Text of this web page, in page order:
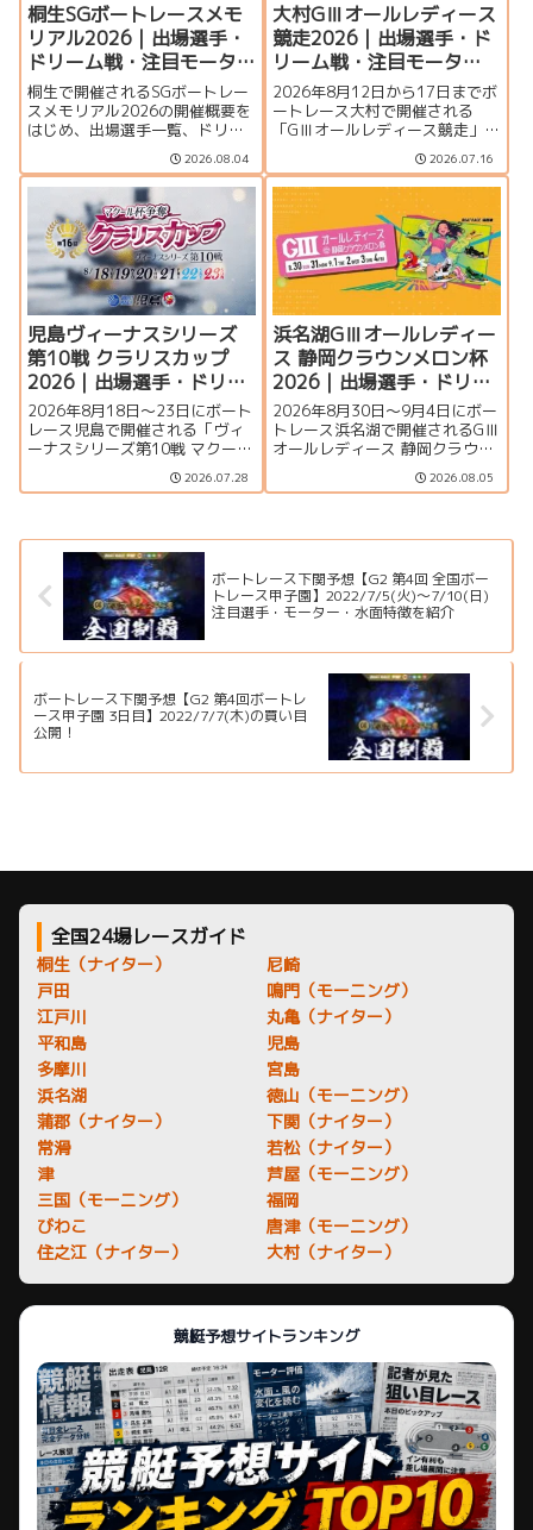
桐生SGボートレースメモ
リアル2026｜出場選手・
ドリーム戦・注目モータ
ー・イベント情報まとめ
桐生で開催されるSGボートレー
スメモリアル2026の開催概要を
はじめ、出場選手一覧、ドリー
ム戦、注目モーター、水面特
徴、イベント情報を詳しく紹
介。峰竜太、毒島誠、定松勇樹
らトップレーサーが集結する真
夏のSGの見どころを徹底解説し
ます。
2026.08.04
大村GⅢオールレディース
競走2026｜出場選手・ド
リーム戦・注目モータ
ー・イベント情報まとめ
2026年8月12日から17日までボ
ートレース大村で開催される
「GⅢオールレディース競走」の
特集ページです。シリーズ展
望、出場選手一覧、発祥地ドリ
ーム、注目モーター、大村水面
の攻略ポイント、イベント情報
まで詳しく紹介します。
2026.07.16
児島ヴィーナスシリーズ
第10戦 クラリスカップ
2026｜出場選手・ドリー
ム戦・注目モーター・イ
ベント情報まとめ
2026年8月18日～23日にボート
レース児島で開催される「ヴィ
ーナスシリーズ第10戦 マクール
杯争奪第16回クラリスカップ」
の特集ページです。出場選手一
報まで詳しく紹介します。
2026.07.28
浜名湖GⅢオールレディー
ス 静岡クラウンメロン杯
2026｜出場選手・ドリー
ム戦・注目モーター・イ
ベント情報まとめ
2026年8月30日～9月4日にボー
トレース浜名湖で開催されるGⅢ
オールレディース 静岡クラウン
メロン杯の特集ページです。出
場選手一覧、シリーズ展望、ド
を詳しく紹介します。
2026.08.05
ボートレース下関予想【G2 第4回 全国ボー
トレース甲子園】2022/7/5(火)～7/10(日)
注目選手・モーター・水面特徴を紹介
ボートレース下関予想【G2 第4回ボートレ
ース甲子園 3日目】2022/7/7(木)の買い目
公開！
全国24場レースガイド
桐生（ナイター）
戸田
江戸川
平和島
多摩川
浜名湖
蒲郡（ナイター）
常滑
津
三国（モーニング）
びわこ
住之江（ナイター）
尼崎
鳴門（モーニング）
丸亀（ナイター）
児島
宮島
徳山（モーニング）
下関（ナイター）
若松（ナイター）
芦屋（モーニング）
福岡
唐津（モーニング）
大村（ナイター）
競艇予想サイトランキング